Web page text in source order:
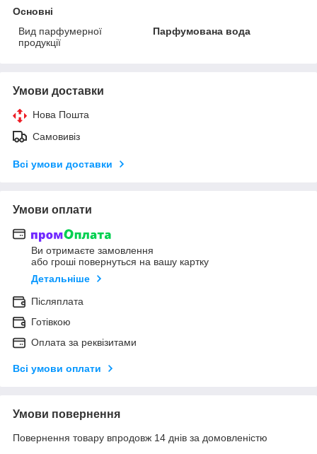
Основні
Вид парфумерної
продукції
Парфумована вода
Умови доставки
Нова Пошта
Самовивіз
Всі умови доставки
Умови оплати
Ви отримаєте замовлення
або гроші повернуться на вашу картку
Детальніше
Післяплата
Готівкою
Оплата за реквізитами
Всі умови оплати
Умови повернення
Повернення товару впродовж 14 днів за домовленістю